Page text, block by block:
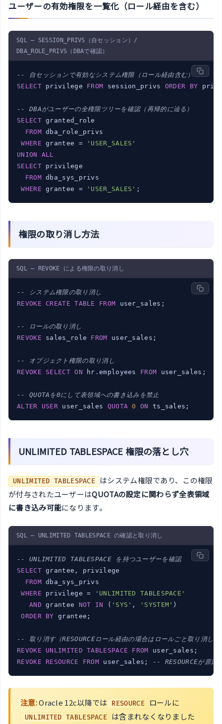
ユーザーの有効権限を一覧化（ロール経由を含む）
SQL — SESSION_PRIVS（自セッション）/
DBA_ROLE_PRIVS（DBAで確認）
-- 自セッションで有効なシステム権限（ロール経由含む）
SELECT privilege FROM session_privs ORDER BY
-- DBAがユーザーの全権限ツリーを確認（再帰的に辿る）
SELECT granted_role
FROM dba_role_privs
WHERE grantee =
'USER_SALES'
UNION
ALL
SELECT privilege
FROM dba_sys_privs
WHERE grantee = 'USER_SALES' ;
権限の取り消し方法
SQL — REVOKE による権限の取り消し
-- システム権限の取り消し
REVOKE
CREATE TABLE FROM user_sales;
-- ロールの取り消し
REVOKE sales_role FROM user_sales;
-- オブジェクト権限の取り消し
REVOKE
SELECT ON hr.employees FROM user_sales;
-- QUOTAを0にして表領域への書き込みを禁止
ALTER
USER user_sales QUOTA 0 ON ts_sales;
UNLIMITED TABLESPACE 権限の落とし穴
UNLIMITED TABLESPACE
はシステム権限であり、この権限
が付与されたユーザーはQUOTAの設定に関わらず全表領域
に書き込み可能になります。
SQL — UNLIMITED TABLESPACE の確認と取り消し
-- UNLIMITED TABLESPACE を持つユーザーを確認
SELECT grantee, privilege
FROM dba_sys_privs
WHERE privilege =
'UNLIMITED TABLESPACE'
AND grantee NOT IN ( 'SYS' , 'SYSTEM' )
ORDER
BY grantee;
-- 取り消す（RESOURCEロール経由の場合はロールごと取り消し）
REVOKE
UNLIMITED TABLESPACE FROM
REVOKE
RESOURCE FROM user_sales; -- RESOURCEが原因
注意:Oracle 12c以降では RESOURCE ロールに
UNLIMITED TABLESPACE
は含まれなくなりました